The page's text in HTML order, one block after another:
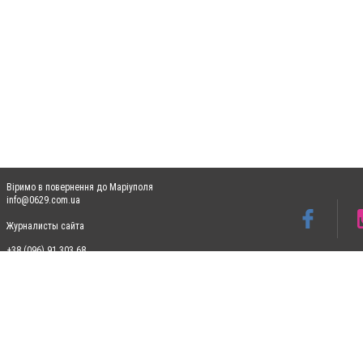
Віримо в повернення до Маріуполя
info@0629.com.ua
Журналисты сайта
+38 (096) 91 303 68